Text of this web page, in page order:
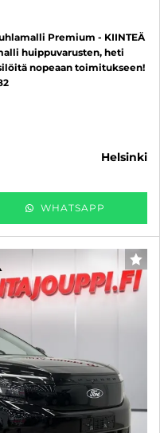
Premium - KIINTEÄ
huippuvarusten, heti
nopeaan toimitukseen!
helsinki
WHATSAPP